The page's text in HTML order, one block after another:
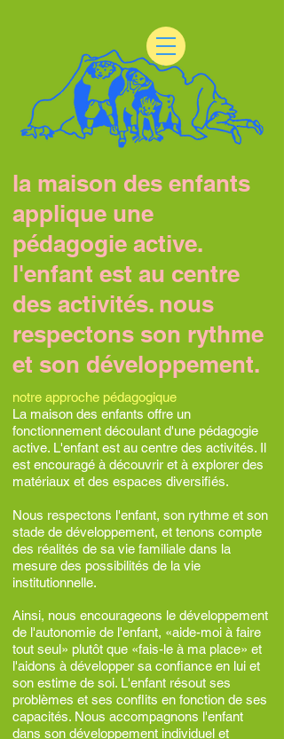
la maison des enfants
applique une
pédagogie active.
l'enfant est au centre
des activités. nous
respectons son rythme
et son développement.
notre approche pédagogique
La maison des enfants offre un
fonctionnement découlant d'une pédagogie
active. L'enfant est au centre des activités. Il
est encouragé à découvrir et à explorer des
matériaux et des espaces diversifiés.
Nous respectons l'enfant, son rythme et son
stade de développement, et tenons compte
des réalités de sa vie familiale dans la
mesure des possibilités de la vie
institutionnelle.
Ainsi, nous encourageons le développement
de l'autonomie de l'enfant, «aide-moi à faire
tout seul» plutôt que «fais-le à ma place» et
l'aidons à développer sa confiance en lui et
son estime de soi. L'enfant résout ses
problèmes et ses conflits en fonction de ses
capacités. Nous accompagnons l'enfant
dans son développement individuel et